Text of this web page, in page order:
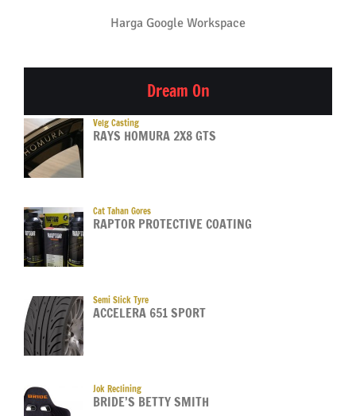
Harga Google Workspace
Dream On
Velg Casting
RAYS HOMURA 2X8 GTS
Cat Tahan Gores
RAPTOR PROTECTIVE COATING
Semi Slick Tyre
ACCELERA 651 SPORT
Jok Reclining
BRIDE’S BETTY SMITH